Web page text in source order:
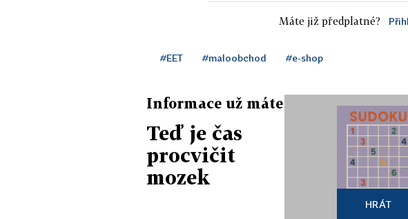
Máte již předplatné?
#EET #maloobchod #e-shop
Informace už máte
Teď je čas
procvičit
mozek
HRÁT